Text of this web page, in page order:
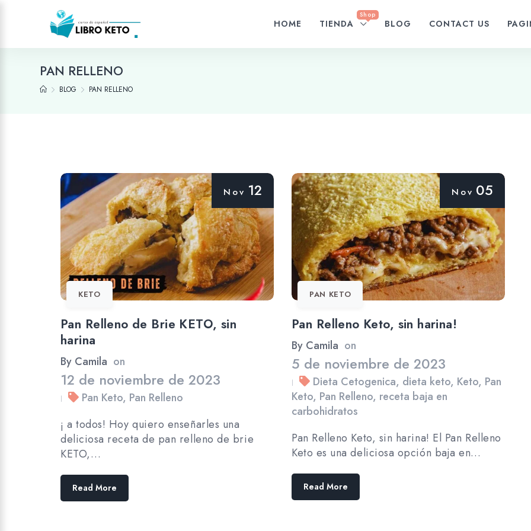
HOME TIENDA
Shop
BLOG CONTACT US
PAN RELLENO
BLOG PAN RELLENO
Nov 12
KETO
Pan Relleno de Brie KETO, sin
harina
By Camila on
12 de noviembre de 2023
| Pan Keto, Pan Relleno
¡ a todos! Hoy quiero enseñarles una
deliciosa receta de pan relleno de brie
KETO,…
Read More
Nov 05
PAN KETO
Pan Relleno Keto, sin harina!
By Camila on
5 de noviembre de 2023
| Dieta Cetogenica, dieta keto, Keto, Pan
Keto, Pan Relleno, receta baja en
carbohidratos
Pan Relleno Keto, sin harina! El Pan Relleno
Keto es una deliciosa opción baja en…
Read More